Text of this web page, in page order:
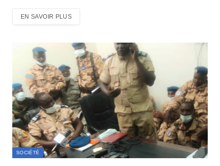
EN SAVOIR PLUS
SOCIÉTÉ